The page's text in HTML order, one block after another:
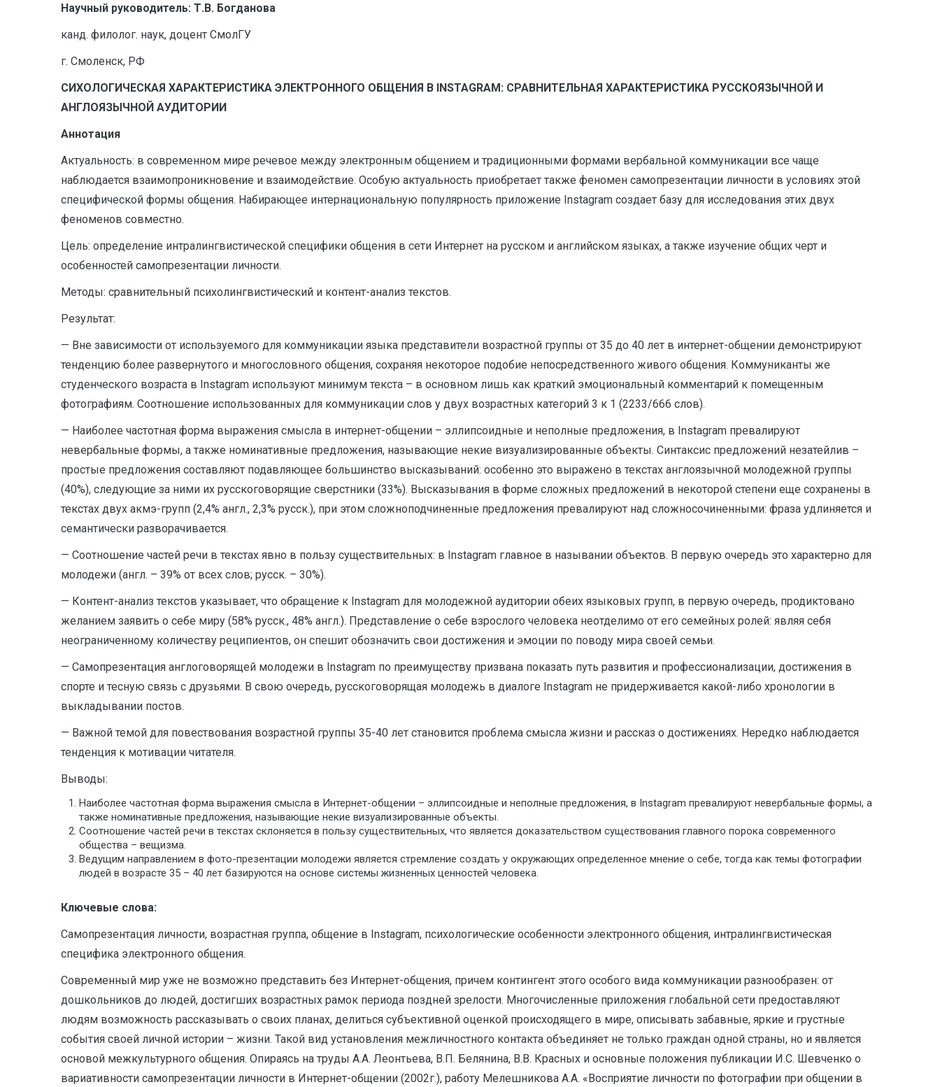
Научный руководитель: Т.В. Богданова
канд. филолог. наук, доцент СмолГУ
г. Смоленск, РФ
СИХОЛОГИЧЕСКАЯ ХАРАКТЕРИСТИКА ЭЛЕКТРОННОГО ОБЩЕНИЯ В INSTAGRAM: СРАВНИТЕЛЬНАЯ ХАРАКТЕРИСТИКА РУССКОЯЗЫЧНОЙ И
АНГЛОЯЗЫЧНОЙ АУДИТОРИИ
Аннотация
Актуальность: в современном мире речевое между электронным общением и традиционными формами вербальной коммуникации все чаще
наблюдается взаимопроникновение и взаимодействие. Особую актуальность приобретает также феномен самопрезентации личности в условиях этой
специфической формы общения. Набирающее интернациональную популярность приложение Instagram создает базу для исследования этих двух
феноменов совместно.
Цель: определение интралингвистической специфики общения в сети Интернет на русском и английском языках, а также изучение общих черт и
особенностей самопрезентации личности.
Методы: сравнительный психолингвистический и контент-анализ текстов.
Результат:
— Вне зависимости от используемого для коммуникации языка представители возрастной группы от 35 до 40 лет в интернет-общении демонстрируют
тенденцию более развернутого и многословного общения, сохраняя некоторое подобие непосредственного живого общения. Коммуниканты же
студенческого возраста в Instagram используют минимум текста – в основном лишь как краткий эмоциональный комментарий к помещенным
фотографиям. Соотношение использованных для коммуникации слов у двух возрастных категорий 3 к 1 (2233/666 слов).
— Наиболее частотная форма выражения смысла в интернет-общении – эллипсоидные и неполные предложения, в Instagram превалируют
невербальные формы, а также номинативные предложения, называющие некие визуализированные объекты. Синтаксис предложений незатейлив –
простые предложения составляют подавляющее большинство высказываний: особенно это выражено в текстах англоязычной молодежной группы
(40%), следующие за ними их русскоговорящие сверстники (33%). Высказывания в форме сложных предложений в некоторой степени еще сохранены в
текстах двух акмэ-групп (2,4% англ., 2,3% русск.), при этом сложноподчиненные предложения превалируют над сложносочиненными: фраза удлиняется и
семантически разворачивается.
— Соотношение частей речи в текстах явно в пользу существительных: в Instagram главное в назывании объектов. В первую очередь это характерно для
молодежи (англ. – 39% от всех слов; русск. – 30%).
— Контент-анализ текстов указывает, что обращение к Instagram для молодежной аудитории обеих языковых групп, в первую очередь, продиктовано
желанием заявить о себе миру (58% русск., 48% англ.). Представление о себе взрослого человека неотделимо от его семейных ролей: являя себя
неограниченному количеству реципиентов, он спешит обозначить свои достижения и эмоции по поводу мира своей семьи.
— Самопрезентация англоговорящей молодежи в Instagram по преимуществу призвана показать путь развития и профессионализации, достижения в
спорте и тесную связь с друзьями. В свою очередь, русскоговорящая молодежь в диалоге Instagram не придерживается какой-либо хронологии в
выкладывании постов.
— Важной темой для повествования возрастной группы 35-40 лет становится проблема смысла жизни и рассказ о достижениях. Нередко наблюдается
тенденция к мотивации читателя.
Выводы:
Наиболее частотная форма выражения смысла в Интернет-общении – эллипсоидные и неполные предложения, в Instagram превалируют невербальные формы, а
также номинативные предложения, называющие некие визуализированные объекты.
Соотношение частей речи в текстах склоняется в пользу существительных, что является доказательством существования главного порока современного
общества – вещизма.
Ведущим направлением в фото-презентации молодежи является стремление создать у окружающих определенное мнение о себе, тогда как темы фотографии
людей в возрасте 35 – 40 лет базируются на основе системы жизненных ценностей человека.
Ключевые слова:
Самопрезентация личности, возрастная группа, общение в Instagram, психологические особенности электронного общения, интралингвистическая
специфика электронного общения.
Современный мир уже не возможно представить без Интернет-общения, причем контингент этого особого вида коммуникации разнообразен: от
дошкольников до людей, достигших возрастных рамок периода поздней зрелости. Многочисленные приложения глобальной сети предоставляют
людям возможность рассказывать о своих планах, делиться субъективной оценкой происходящего в мире, описывать забавные, яркие и грустные
события своей личной истории – жизни. Такой вид установления межличностного контакта объединяет не только граждан одной страны, но и является
основой межкультурного общения. Опираясь на труды А.А. Леонтьева, В.П. Белянина, В.В. Красных и основные положения публикации И.С. Шевченко о
вариативности самопрезентации личности в Интернет-общении (2002г.), работу Мелешникова А.А. «Восприятие личности по фотографии при общении в